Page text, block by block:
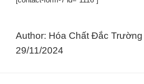
Author: Hóa Chất Đắc
29/11/2024